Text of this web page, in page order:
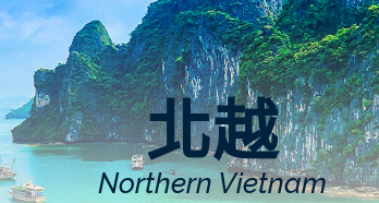
北越
Northern Vietnam